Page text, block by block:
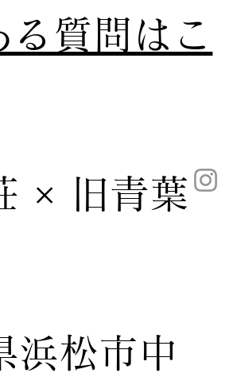
× 旧青葉
浜松市中
る質問はこ